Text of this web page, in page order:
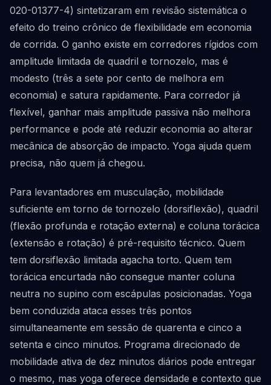
020-01377-4) sintetizaram em revisão sistemática o
efeito do treino crônico de flexibilidade em economia
de corrida. O ganho existe em corredores rígidos com
amplitude limitada de quadril e tornozelo, mas é
modesto (três a sete por cento de melhora em
economia) e satura rapidamente. Para corredor já
flexível, ganhar mais amplitude passiva não melhora
performance e pode até reduzir economia ao alterar
mecânica de absorção de impacto. Yoga ajuda quem
precisa, não quem já chegou.
Para levantadores em musculação, mobilidade
suficiente em torno de tornozelo (dorsiflexão), quadril
(flexão profunda e rotação externa) e coluna torácica
(extensão e rotação) é pré-requisito técnico. Quem
tem dorsiflexão limitada agacha torto. Quem tem
torácica encurtada não consegue manter coluna
neutra no supino com escápulas posicionadas. Yoga
bem conduzida ataca esses três pontos
simultaneamente em sessão de quarenta e cinco a
setenta e cinco minutos. Programa direcionado de
mobilidade ativa de dez minutos diários pode entregar
o mesmo, mas yoga oferece densidade e contexto que